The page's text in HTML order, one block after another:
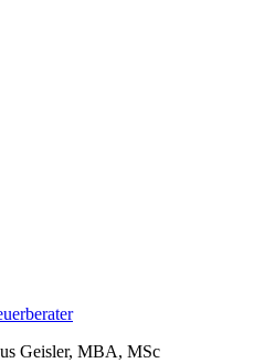
Geisler, MBA, MSc